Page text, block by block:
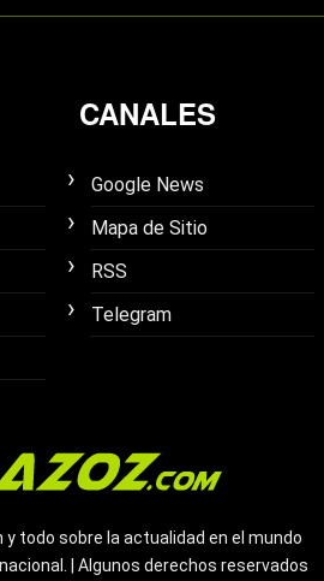
CANALES
Google News
Mapa de Sitio
RSS
Telegram
y todo sobre la actualidad en el mundo
| Algunos derechos reservados